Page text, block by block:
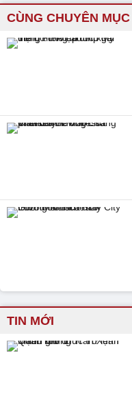
CÙNG CHUYÊN MỤC
TIN MỚI